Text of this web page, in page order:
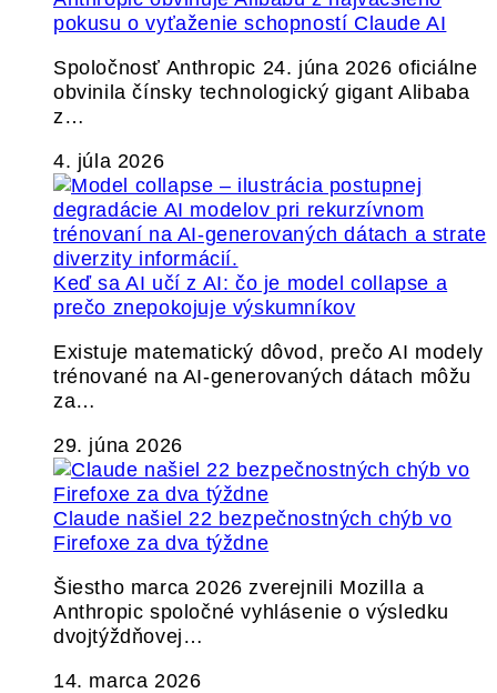
pokusu o vyťaženie schopností Claude AI
Spoločnosť Anthropic 24. júna 2026 oficiálne
obvinila čínsky technologický gigant Alibaba
z…
4. júla 2026
Keď sa AI učí z AI: čo je model collapse a
prečo znepokojuje výskumníkov
Existuje matematický dôvod, prečo AI modely
trénované na AI-generovaných dátach môžu
za…
29. júna 2026
Claude našiel 22 bezpečnostných chýb vo
Firefoxe za dva týždne
Šiestho marca 2026 zverejnili Mozilla a
Anthropic spoločné vyhlásenie o výsledku
dvojtýždňovej…
14. marca 2026